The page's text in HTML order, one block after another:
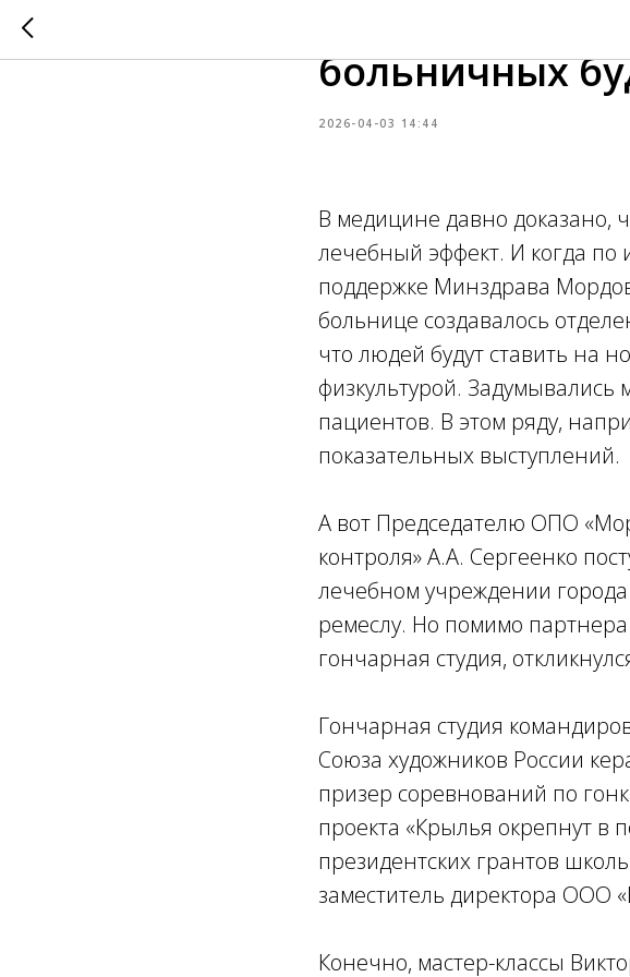
Мастер-класс
больничных
2026-04-03 14:44
В медицине давно доказано,
лечебный эффект. И когда по
поддержке Минздрава
больнице создавалось
что людей будут ставить на
физкультурой.
пациентов. В этом ряду,
показательных выступлений.
А вот Председателю ОПО
контроля» А.А. Сергеенко
лечебном учреждении
ремеслу. Но помимо
гончарная студия,
Гончарная студия
Союза художников России
призер соревнований по
проекта «Крылья окрепнут в
президентских грантов
заместитель директора ООО
Конечно, мастер-классы